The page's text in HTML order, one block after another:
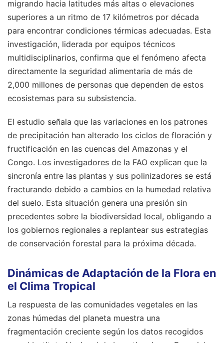
migrando hacia latitudes más altas o elevaciones
superiores a un ritmo de 17 kilómetros por década
para encontrar condiciones térmicas adecuadas. Esta
investigación, liderada por equipos técnicos
multidisciplinarios, confirma que el fenómeno afecta
directamente la seguridad alimentaria de más de
2,000 millones de personas que dependen de estos
ecosistemas para su subsistencia.
El estudio señala que las variaciones en los patrones
de precipitación han alterado los ciclos de floración y
fructificación en las cuencas del Amazonas y el
Congo. Los investigadores de la FAO explican que la
sincronía entre las plantas y sus polinizadores se está
fracturando debido a cambios en la humedad relativa
del suelo. Esta situación genera una presión sin
precedentes sobre la biodiversidad local, obligando a
los gobiernos regionales a replantear sus estrategias
de conservación forestal para la próxima década.
Dinámicas de Adaptación de la Flora en
el Clima Tropical
La respuesta de las comunidades vegetales en las
zonas húmedas del planeta muestra una
fragmentación creciente según los datos recogidos